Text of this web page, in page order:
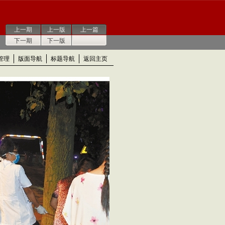
上一期
下一期
上一版
下一版
上一篇
理 版面导航 标题导航 返回主页